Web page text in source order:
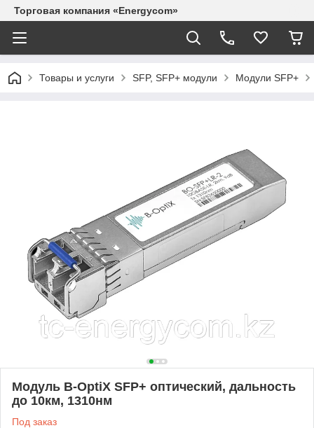
Торговая компания «Energycom»
Товары и услуги SFP, SFP+ модули Модули SFP+
Модуль B-OptiX SFP+ оптический, дальность
до 10км, 1310нм
Под заказ